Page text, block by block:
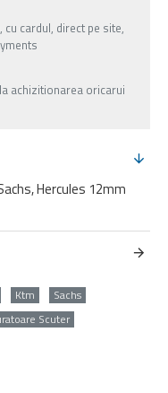
cardul, direct pe site,
achizitionarea oricarui
Hercules 12mm
Ktm
Sachs
Scuter